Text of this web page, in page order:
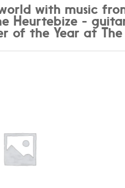
with music
Heurtebize -
of the Year at